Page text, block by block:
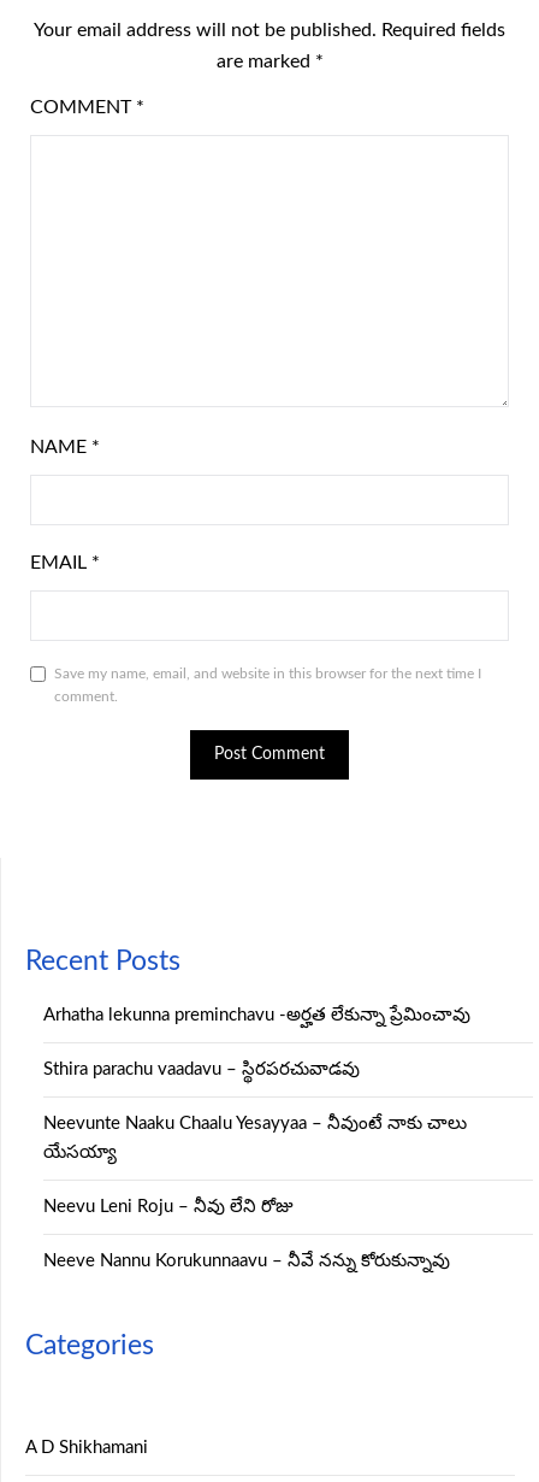
Your email address will not be published. Required fields
are marked *
COMMENT *
NAME *
EMAIL *
Save my name, email, and website in this browser for the next time I
comment.
Recent Posts
Arhatha lekunna preminchavu -అర్హత లేకున్నా ప్రేమించావు
Sthira parachu vaadavu – స్థిరపరచువాడవు
Neevunte Naaku Chaalu Yesayyaa – నీవుంటే నాకు చాలు
యేసయ్యా
Neevu Leni Roju – నీవు లేని రోజు
Neeve Nannu Korukunnaavu – నీవే నన్ను కోరుకున్నావు
Categories
A D Shikhamani